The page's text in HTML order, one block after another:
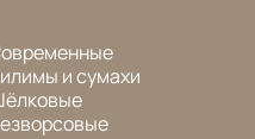
и сумахи